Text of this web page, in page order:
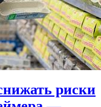
риски